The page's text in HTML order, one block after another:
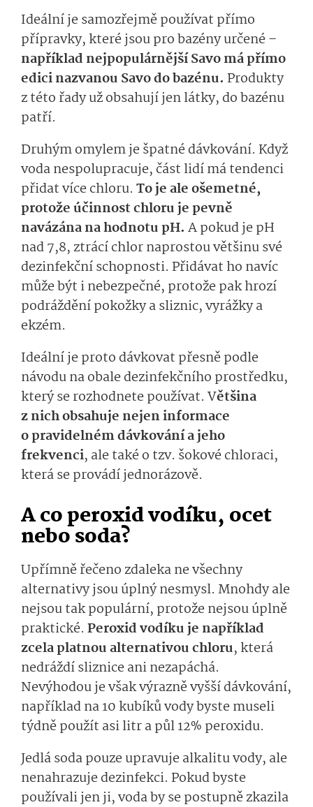
Ideální je samozřejmě používat přímo
přípravky, které jsou pro bazény určené –
například nejpopulárnější Savo má přímo
edici nazvanou Savo do bazénu. Produkty
z této řady už obsahují jen látky, do bazénu
patří.
Druhým omylem je špatné dávkování. Když
voda nespolupracuje, část lidí má tendenci
přidat více chloru. To je ale ošemetné,
protože účinnost chloru je pevně
navázána na hodnotu pH. A pokud je pH
nad 7,8, ztrácí chlor naprostou většinu své
dezinfekční schopnosti. Přidávat ho navíc
může být i nebezpečné, protože pak hrozí
podráždění pokožky a sliznic, vyrážky a
ekzém.
Ideální je proto dávkovat přesně podle
návodu na obale dezinfekčního prostředku,
který se rozhodnete používat. Většina
z nich obsahuje nejen informace
o pravidelném dávkování a jeho
frekvenci, ale také o tzv. šokové chloraci,
která se provádí jednorázově.
A co peroxid vodíku, ocet
nebo soda?
Upřímně řečeno zdaleka ne všechny
alternativy jsou úplný nesmysl. Mnohdy ale
nejsou tak populární, protože nejsou úplně
praktické. Peroxid vodíku je například
zcela platnou alternativou chloru, která
nedráždí sliznice ani nezapáchá.
Nevýhodou je však výrazně vyšší dávkování,
například na 10 kubíků vody byste museli
týdně použít asi litr a půl 12% peroxidu.
Jedlá soda pouze upravuje alkalitu vody, ale
nenahrazuje dezinfekci. Pokud byste
používali jen ji, voda by se postupně zkazila